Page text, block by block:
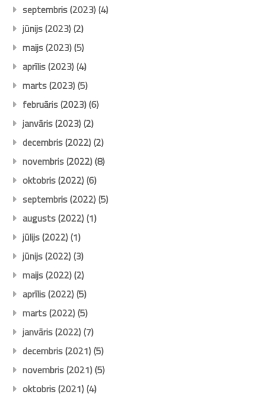
septembris (2023)(4)
jūnijs (2023)(2)
maijs (2023)(5)
aprīlis (2023)(4)
marts (2023)(5)
februāris (2023)(6)
janvāris (2023)(2)
decembris (2022)(2)
novembris (2022)(8)
oktobris (2022)(6)
septembris (2022)(5)
augusts (2022)(1)
jūlijs (2022)(1)
jūnijs (2022)(3)
maijs (2022)(2)
aprīlis (2022)(5)
marts (2022)(5)
janvāris (2022)(7)
decembris (2021)(5)
novembris (2021)(5)
oktobris (2021)(4)